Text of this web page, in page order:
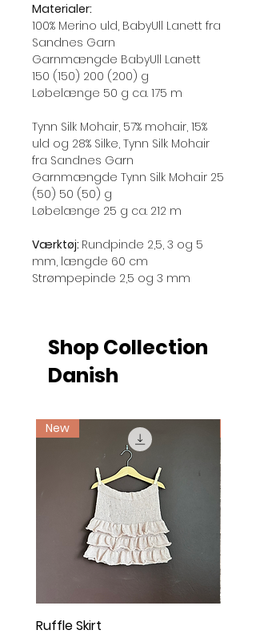
Materialer:
100% Merino uld, BabyUll Lanett fra
Sandnes Garn
Garnmængde BabyUll Lanett
150 (150) 200 (200) g
Løbelænge 50 g ca. 175 m
Tynn Silk Mohair, 57% mohair, 15%
uld og 28% Silke, Tynn Silk Mohair
fra Sandnes Garn
Garnmængde Tynn Silk Mohair 25
(50) 50 (50) g
Løbelænge 25 g ca. 212 m
Værktøj: Rundpinde 2,5, 3 og 5
mm, længde 60 cm
Strømpepinde 2,5 og 3 mm
Shop Collection
Danish
New
Ruffle Skirt